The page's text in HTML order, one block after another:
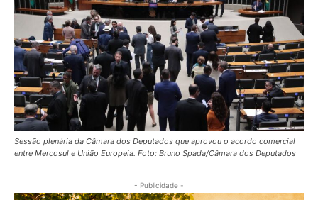
Sessão plenária da Câmara dos Deputados que aprovou o acordo comercial
entre Mercosul e União Europeia. Foto: Bruno Spada/Câmara dos Deputados
- Publicidade -